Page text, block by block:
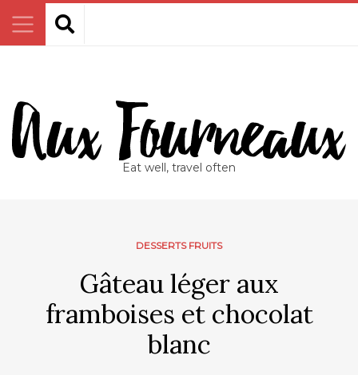
Eat well, travel often
DESSERTS FRUITS
Gâteau léger aux
framboises et chocolat
blanc